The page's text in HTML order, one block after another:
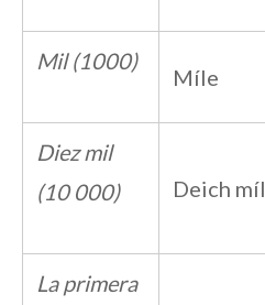
Mil (1000)
Míle
Diez mil
(10 000)
Deich
La primera